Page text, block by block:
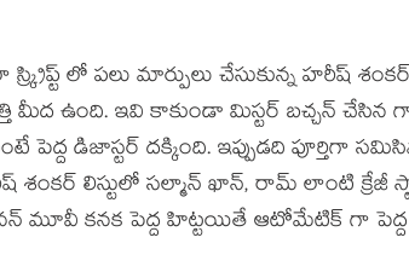
లో పలు మార్పులు చేసుకున్న హరీష్
మీద ఉంది. ఇవి కాకుండా మిస్టర్ బచ్చన్ చేసిన
పెద్ద డిజాస్టర్ దక్కింది. ఇప్పుడది పూర్తిగా
లిస్టులో సల్మాన్ ఖాన్, రామ్ లాంటి క్రేజీ
మూవీ కనక పెద్ద హిట్టయితే ఆటోమేటిక్ గా